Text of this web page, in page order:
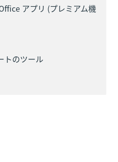
アプリ (プレミアム機
トのツール